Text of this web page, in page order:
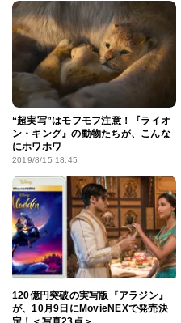
“超実写”はモフモフ注意！『ライオ
ン・キング』の動物たちが、こんな
にホワホワ
2019/8/15 18:45
120億円突破の実写版『アラジン』
が、10月9日にMovieNEXで発売決